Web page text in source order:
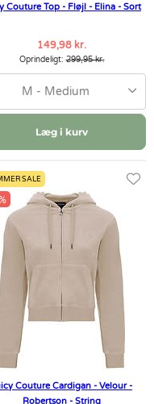
Couture Top - Fløjl - Elina - Sort
149,98 kr.
Oprindeligt:299,95 kr.
M - Medium
Læg i kurv
SALE
Couture Cardigan - Velour -
Robertson - String